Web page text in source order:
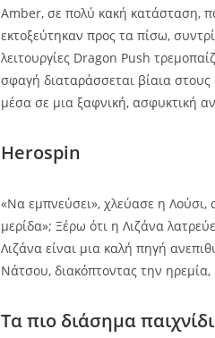
Amber, σε πολύ κακή κατάσταση,
εκτοξεύτηκαν προς τα πίσω,
λειτουργίες Dragon Push
σφαγή διαταράσσεται βίαια
μέσα σε μια ξαφνική, ασφυκτική
Herospin
«Να εμπνεύσει», χλεύασε η
μερίδα»; Ξέρω ότι η Λιζάνα
Λιζάνα είναι μια καλή πηγή
Νάτσου, διακόπτοντας την
Τα πιο διάσημα